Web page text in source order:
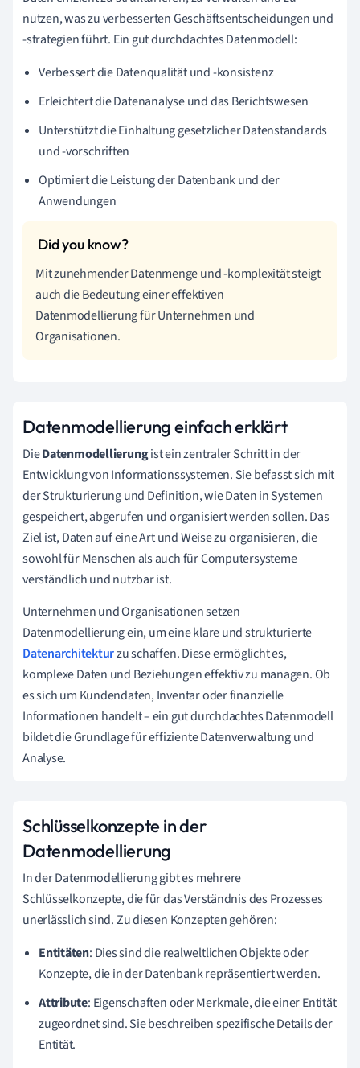
nutzen, was zu verbesserten Geschäftsentscheidungen und
-strategien führt. Ein gut durchdachtes Datenmodell:
Verbessert die Datenqualität und -konsistenz
Erleichtert die Datenanalyse und das Berichtswesen
Unterstützt die Einhaltung gesetzlicher Datenstandards
und -vorschriften
Optimiert die Leistung der Datenbank und der
Anwendungen
Mit zunehmender Datenmenge und -komplexität steigt
auch die Bedeutung einer effektiven
Datenmodellierung für Unternehmen und
Organisationen.
Datenmodellierung einfach erklärt
DieDatenmodellierungist ein zentraler Schritt in der
Entwicklung von Informationssystemen. Sie befasst sich mit
der Strukturierung und Definition, wie Daten in Systemen
gespeichert, abgerufen und organisiert werden sollen. Das
Ziel ist, Daten auf eine Art und Weise zu organisieren, die
sowohl für Menschen als auch für Computersysteme
verständlich und nutzbar ist.
Unternehmen und Organisationen setzen
Datenmodellierung ein, um eine klare und strukturierte
Datenarchitekturzu schaffen. Diese ermöglicht es,
komplexe Daten und Beziehungen effektiv zu managen. Ob
es sich um Kundendaten, Inventar oder finanzielle
Informationen handelt – ein gut durchdachtes Datenmodell
bildet die Grundlage für effiziente Datenverwaltung und
Analyse.
Schlüsselkonzepte in der
Datenmodellierung
In der Datenmodellierung gibt es mehrere
Schlüsselkonzepte, die für das Verständnis des Prozesses
unerlässlich sind. Zu diesen Konzepten gehören:
Entitäten: Dies sind die realweltlichen Objekte oder
Konzepte, die in der Datenbank repräsentiert werden.
Attribute: Eigenschaften oder Merkmale, die einer Entität
zugeordnet sind. Sie beschreiben spezifische Details der
Entität.